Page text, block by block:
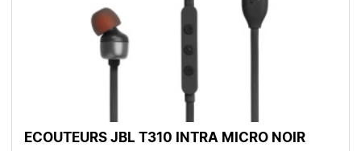
ECOUTEURS JBL T310 INTRA MICRO NOIR